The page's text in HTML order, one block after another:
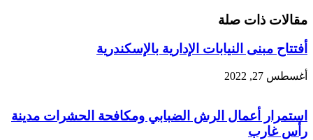
البريد
مقالات ذات صلة
أفتتاح مبنى النيابات الإدارية بالإسكندرية
أغسطس 27, 2022
استمرار أعمال الرش الضبابي ومكافحة الحشرات مدينة
رأس غارب